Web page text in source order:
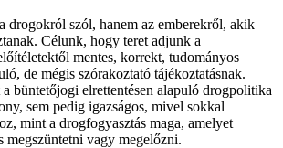
drogokról szól, hanem az emberekről, akik
Célunk, hogy teret adjunk a
mentes, korrekt, tudományos
de mégis szórakoztató tájékoztatásnak.
büntetőjogi elrettentésen alapuló drogpolitika
sem pedig igazságos, mivel sokkal
mint a drogfogyasztás maga, amelyet
megszüntetni vagy megelőzni.